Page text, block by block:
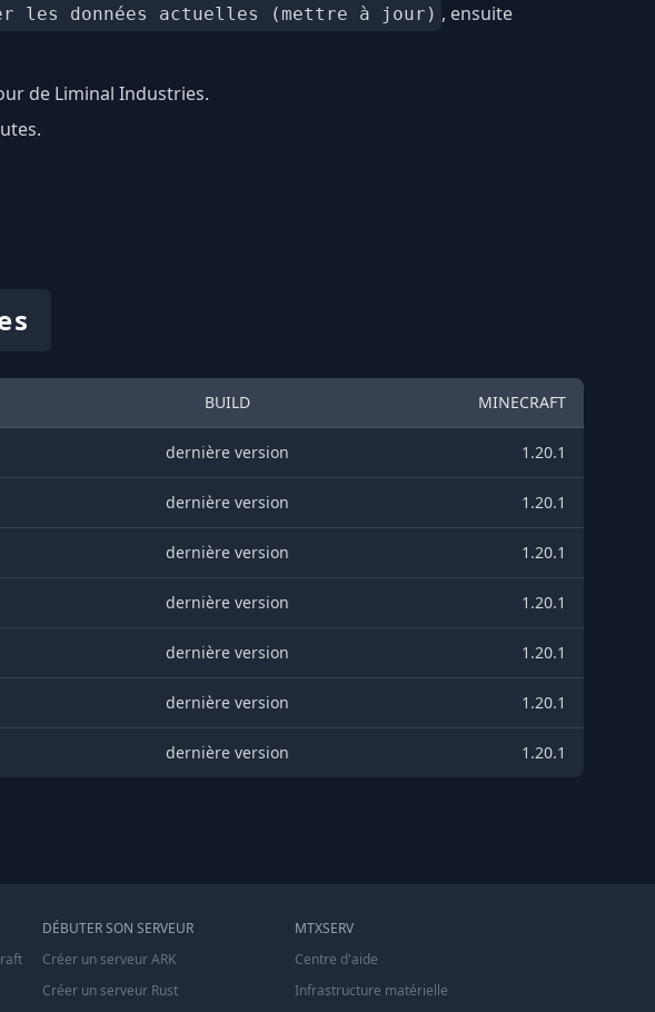
les données actuelles (mettre à jour) , ensuite
de Liminal Industries.
BUILD MINECRAFT
dernière version 1.20.1
dernière version 1.20.1
dernière version 1.20.1
dernière version 1.20.1
dernière version 1.20.1
dernière version 1.20.1
dernière version 1.20.1
DÉBUTER SON SERVEUR
Créer un serveur ARK
Créer un serveur Rust
MTXSERV
Centre d'aide
Infrastructure matérielle